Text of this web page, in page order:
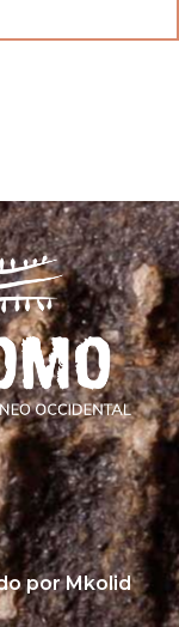
por Mkolid